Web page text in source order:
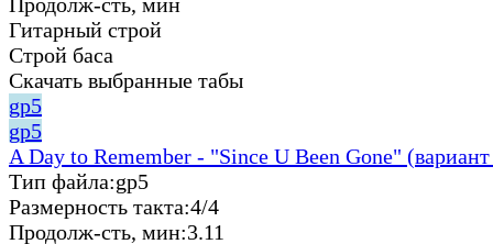
Гитарный строй
Строй баса
Скачать выбранные табы
gp5
gp5
A Day to Remember - "Since U Been Gone"
Тип файла:gp5
Размерность такта:4/4
Продолж-сть, мин:3.11